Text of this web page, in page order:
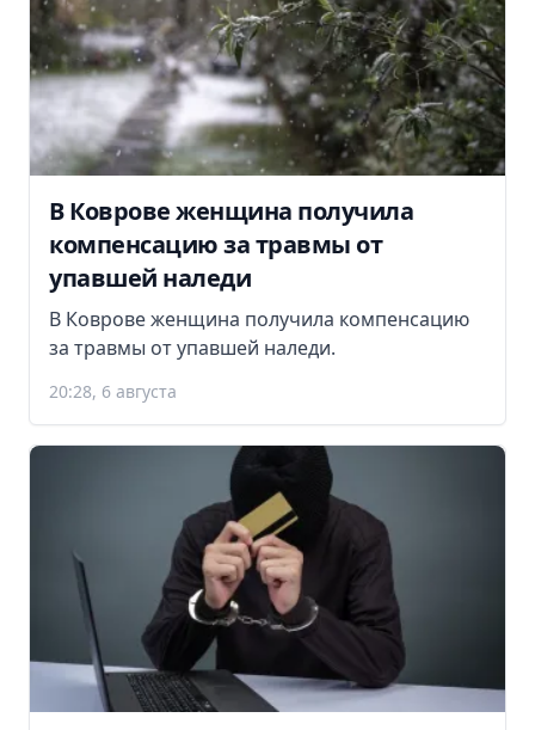
В Коврове женщина получила
компенсацию за травмы от
упавшей наледи
В Коврове женщина получила компенсацию
за травмы от упавшей наледи.
20:28, 6 августа